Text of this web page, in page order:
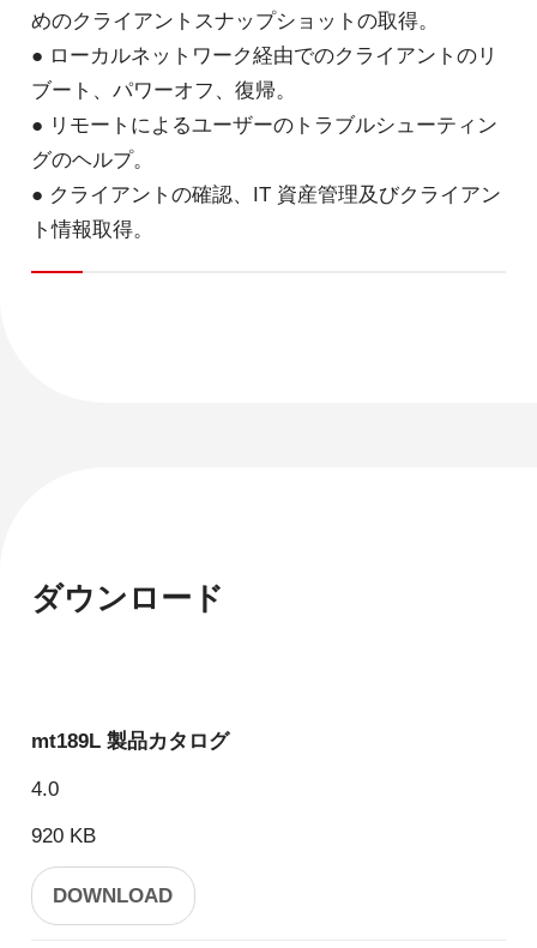
めのクライアントスナップショットの取得。
● ローカルネットワーク経由でのクライアントのリ
ブート、パワーオフ、復帰。
● リモートによるユーザーのトラブルシューティン
グのヘルプ。
● クライアントの確認、IT 資産管理及びクライアン
ト情報取得。
ダウンロード
mt189L 製品カタログ
4.0
920 KB
DOWNLOAD